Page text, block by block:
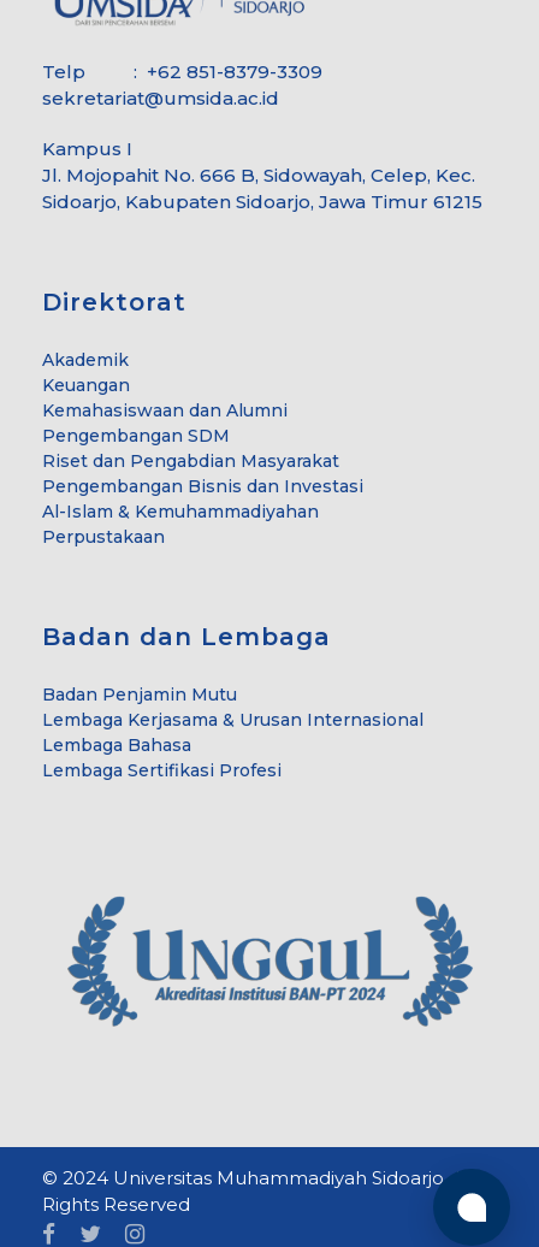
Telp : +62 851-8379-3309
sekretariat@umsida.ac.id
Kampus I
Jl. Mojopahit No. 666 B, Sidowayah, Celep, Kec.
Sidoarjo, Kabupaten Sidoarjo, Jawa Timur 61215
Direktorat
Akademik
Keuangan
Kemahasiswaan dan Alumni
Pengembangan SDM
Riset dan Pengabdian Masyarakat
Pengembangan Bisnis dan Investasi
Al-Islam & Kemuhammadiyahan
Perpustakaan
Badan dan Lembaga
Badan Penjamin Mutu
Lembaga Kerjasama & Urusan Internasional
Lembaga Bahasa
Lembaga Sertifikasi Profesi
© 2024 Universitas Muhammadiyah Sidoarjo. All
Rights Reserved